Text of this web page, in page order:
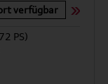
verfügbar
PS)